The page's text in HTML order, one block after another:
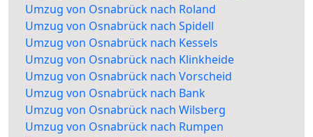
Umzug von Osnabrück nach Roland
Umzug von Osnabrück nach Spidell
Umzug von Osnabrück nach Kessels
Umzug von Osnabrück nach Klinkheide
Umzug von Osnabrück nach Vorscheid
Umzug von Osnabrück nach Bank
Umzug von Osnabrück nach Wilsberg
Umzug von Osnabrück nach Rumpen